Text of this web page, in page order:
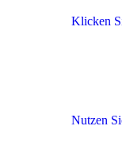
Klicken
Nutzen